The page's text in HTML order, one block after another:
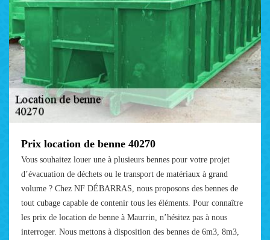
Prix location de benne 40270
Vous souhaitez louer une à plusieurs bennes pour votre projet
d’évacuation de déchets ou le transport de matériaux à grand
volume ? Chez NF DÉBARRAS, nous proposons des bennes de
tout cubage capable de contenir tous les éléments. Pour connaître
les prix de location de benne à Maurrin, n’hésitez pas à nous
interroger. Nous mettons à disposition des bennes de 6m3, 8m3,